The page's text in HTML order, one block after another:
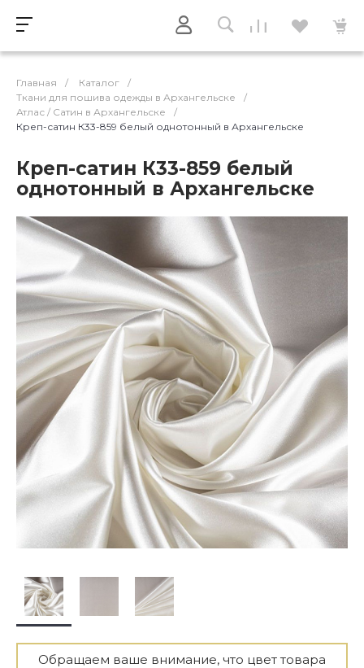
Главная / Каталог
/
Ткани для пошива одежды в Архангельске
/
Атлас / Cатин в Архангельске
/
Креп-сатин К33-859 белый однотонный в Архангельске
Креп-сатин К33-859 белый
однотонный в Архангельске
Обращаем ваше внимание, что цвет товара